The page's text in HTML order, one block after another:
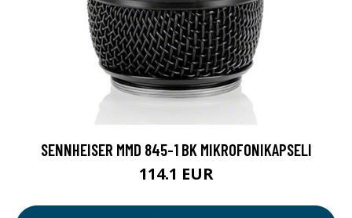
SENNHEISER MMD 845-1 BK MIKROFONIKAPSELI
114.1 EUR